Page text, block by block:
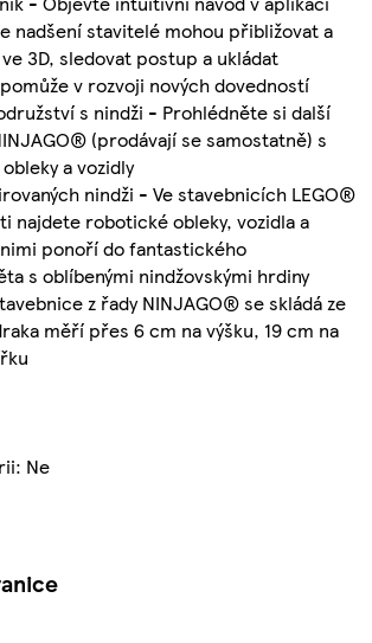
nadšení stavitelé mohou přibližovat a
3D, sledovat postup a ukládat
v rozvoji nových dovedností
s nindži - Prohlédněte si další
(prodávají se samostatně) s
a vozidly
nindži - Ve stavebnicích LEGO®
najdete robotické obleky, vozidla a
ponoří do fantastického
s oblíbenými nindžovskými hrdiny
z řady NINJAGO® se skládá ze
měří přes 6 cm na výšku, 19 cm na
Ne